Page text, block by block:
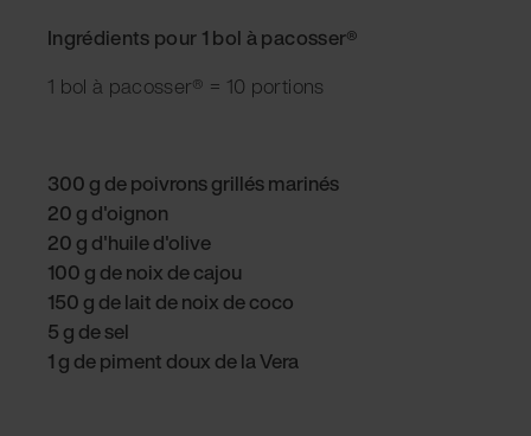
Ingrédients pour 1 bol à pacosser®
1 bol à pacosser® = 10 portions
300 g de poivrons grillés marinés
20 g d'oignon
20 g d'huile d'olive
100 g de noix de cajou
150 g de lait de noix de coco
5 g de sel
1 g de piment doux de la Vera